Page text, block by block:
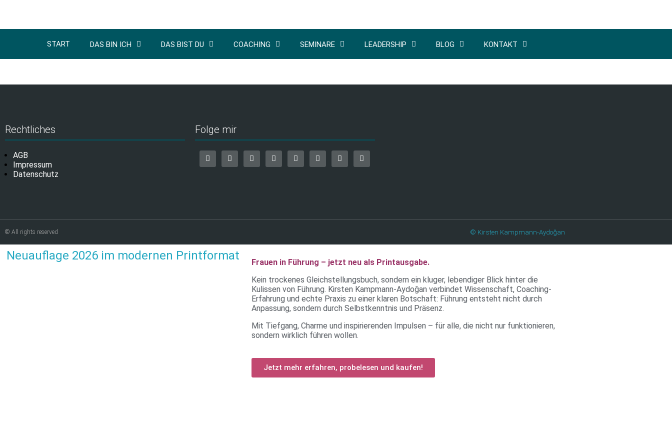
START DAS BIN ICH DAS BIST DU COACHING SEMINARE LEADERSHIP BLOG KONTAKT
Rechtliches
AGB
Impressum
Datenschutz
Folge mir
© All rights reserved © Kirsten Kampmann-Aydoğan
Neuauflage 2026 im modernen Printformat
Frauen in Führung – jetzt neu als Printausgabe.
Kein trockenes Gleichstellungsbuch, sondern ein kluger, lebendiger Blick hinter die
Kulissen von Führung. Kirsten Kampmann-Aydoğan verbindet Wissenschaft, Coaching-
Erfahrung und echte Praxis zu einer klaren Botschaft: Führung entsteht nicht durch
Anpassung, sondern durch Selbstkenntnis und Präsenz.
Mit Tiefgang, Charme und inspirierenden Impulsen – für alle, die nicht nur funktionieren,
sondern wirklich führen wollen.
Jetzt mehr erfahren, probelesen und kaufen!